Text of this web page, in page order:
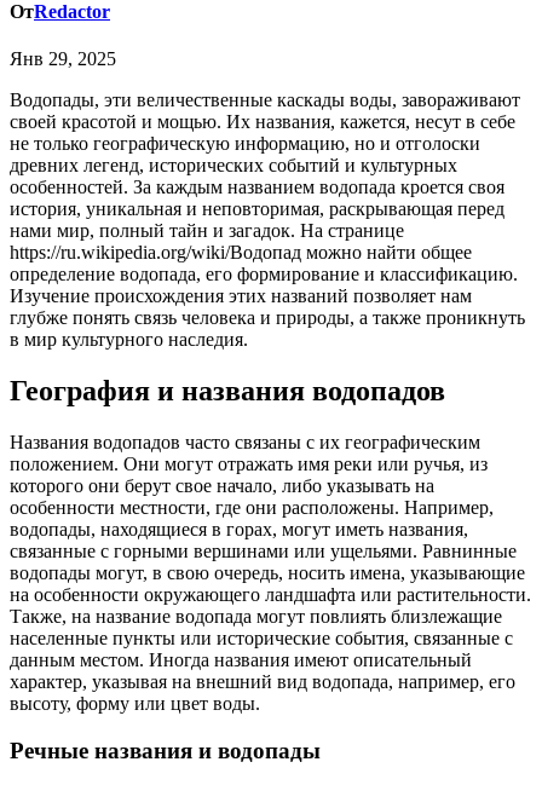
ОтRedactor
Янв 29, 2025
Водопады, эти величественные каскады воды, завораживают
своей красотой и мощью. Их названия, кажется, несут в себе
не только географическую информацию, но и отголоски
древних легенд, исторических событий и культурных
особенностей. За каждым названием водопада кроется своя
история, уникальная и неповторимая, раскрывающая перед
нами мир, полный тайн и загадок. На странице
https://ru.wikipedia.org/wiki/Водопад можно найти общее
определение водопада, его формирование и классификацию.
Изучение происхождения этих названий позволяет нам
глубже понять связь человека и природы, а также проникнуть
в мир культурного наследия.
География и названия водопадов
Названия водопадов часто связаны с их географическим
положением. Они могут отражать имя реки или ручья, из
которого они берут свое начало, либо указывать на
особенности местности, где они расположены. Например,
водопады, находящиеся в горах, могут иметь названия,
связанные с горными вершинами или ущельями. Равнинные
водопады могут, в свою очередь, носить имена, указывающие
на особенности окружающего ландшафта или растительности.
Также, на название водопада могут повлиять близлежащие
населенные пункты или исторические события, связанные с
данным местом. Иногда названия имеют описательный
характер, указывая на внешний вид водопада, например, его
высоту, форму или цвет воды.
Речные названия и водопады